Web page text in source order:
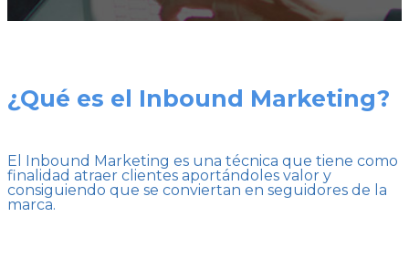
¿Qué es el Inbound Marketing?
El Inbound Marketing es una técnica que tiene como
finalidad atraer clientes aportándoles valor y
consiguiendo que se conviertan en seguidores de la
marca.